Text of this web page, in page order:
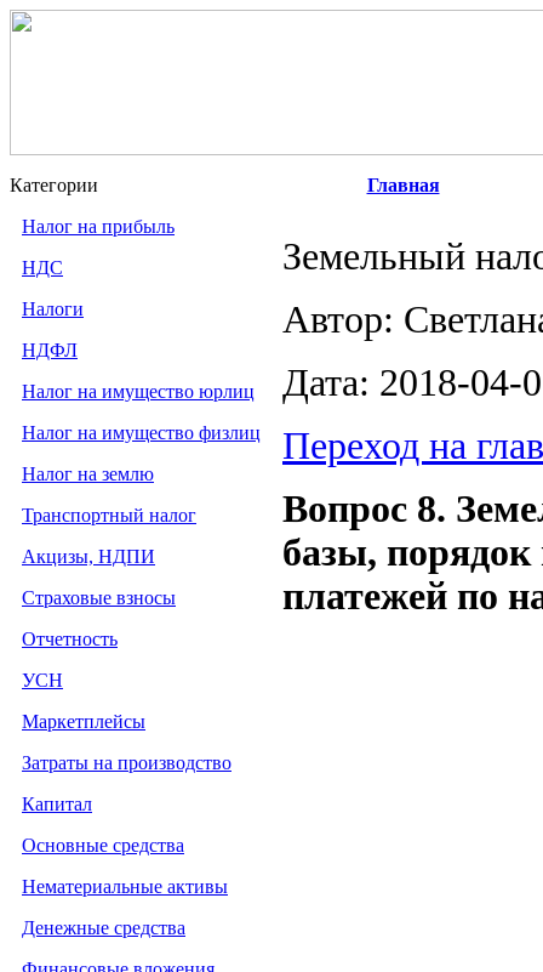
Категории
Налог на прибыль
НДС
Налоги
НДФЛ
Налог на имущество юрлиц
Налог на имущество физлиц
Налог на землю
Транспортный налог
Акцизы, НДПИ
Страховые взносы
Отчетность
УСН
Маркетплейсы
Затраты на производство
Капитал
Основные средства
Нематериальные активы
Денежные средства
Главная
Земельный
Автор:
Дата: 2018-04-
Переход на
Вопрос 8.
базы,
платежей по